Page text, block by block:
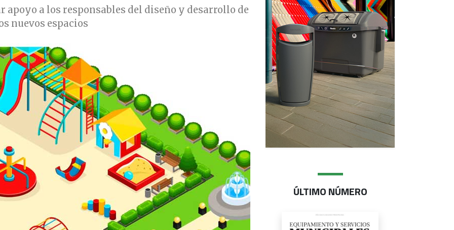
apoyo a los responsables del diseño y desarrollo de
nuevos espacios
ÚLTIMO NÚMERO